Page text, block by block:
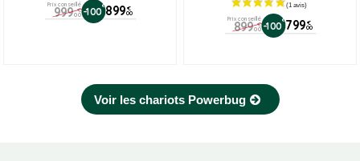
Prix conseillé
999 €
00-100€ 899 €
00
Prix conseillé
899 €
00 -100€ 799 €
00
Voir les chariots Powerbug